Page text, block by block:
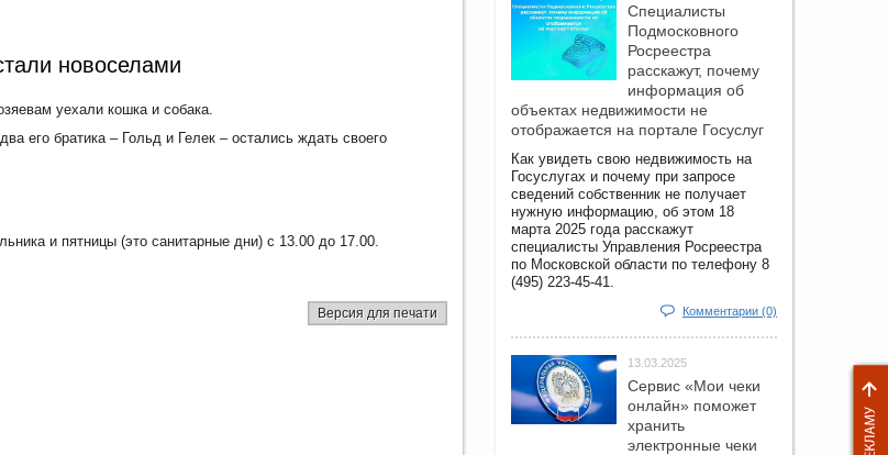
новоселами
уехали кошка и собака.
его братика – Гольд и Гелек – остались ждать своего
и пятницы (это санитарные дни) с 13.00 до 17.00.
Версия для печати
Специалисты
Подмосковного
Росреестра
расскажут, почему
информация об
объектах недвижимости не
отображается на портале Госуслуг
Как увидеть свою недвижимость на
Госуслугах и почему при запросе
сведений собственник не получает
нужную информацию, об этом 18
марта 2025 года расскажут
специалисты Управления Росреестра
по Московской области по телефону 8
(495) 223-45-41.
Комментарии (0)
13.03.2025
Сервис «Мои чеки
онлайн» поможет
хранить
электронные чеки